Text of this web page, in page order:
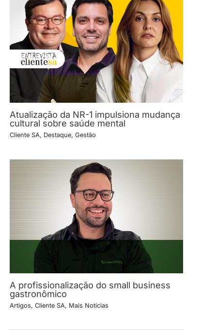
Atualização da NR-1 impulsiona mudança
cultural sobre saúde mental
Cliente SA, Destaque, Gestão
A profissionalização do small business
gastronômico
Artigos, Cliente SA, Mais Notícias